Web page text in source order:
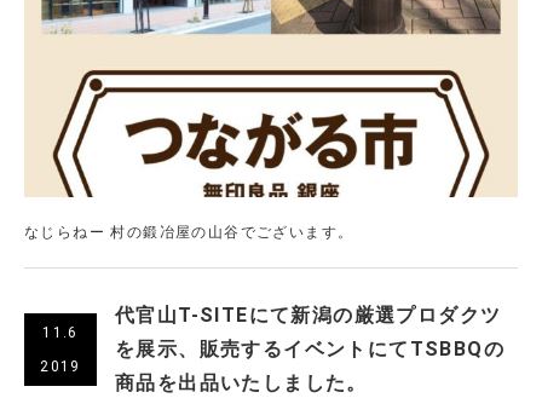
なじらねー 村の鍛冶屋の山谷でございます。
11.6
2019
代官山T-SITEにて新潟の厳選プロダクツ
を展示、販売するイベントにてTSBBQの
商品を出品いたしました。